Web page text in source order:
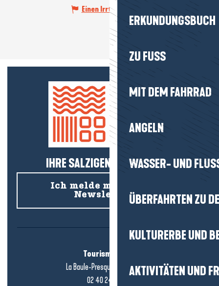
ERKUNDUNGSBUCH
ZU FUSS
MIT DEM FAHRRAD
ANGELN
WASSER- UND
ÜBERFAHRTEN ZU
KULTURERBE UND
AKTIVITÄTEN UND
Einen Irrtum angeben
IHRE SALZIGEN NEUIGKEITEN!
Ich melde mich für den
Newsletter an
Tourismusbüro
La Baule-Presqu'île de Guérande
02 40 24 34 44